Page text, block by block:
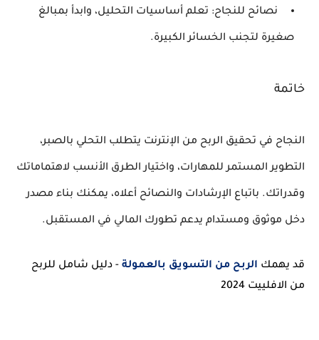
نصائح للنجاح: تعلم أساسيات التحليل، وابدأ بمبالغ
صغيرة لتجنب الخسائر الكبيرة.
خاتمة
النجاح في تحقيق الربح من الإنترنت يتطلب التحلي بالصبر،
التطوير المستمر للمهارات، واختيار الطرق الأنسب لاهتماماتك
وقدراتك. باتباع الإرشادات والنصائح أعلاه، يمكنك بناء مصدر
دخل موثوق ومستدام يدعم تطورك المالي في المستقبل.
قد يهمك الربح من التسويق بالعمولة - دليل شامل للربح
من الافلييت 2024